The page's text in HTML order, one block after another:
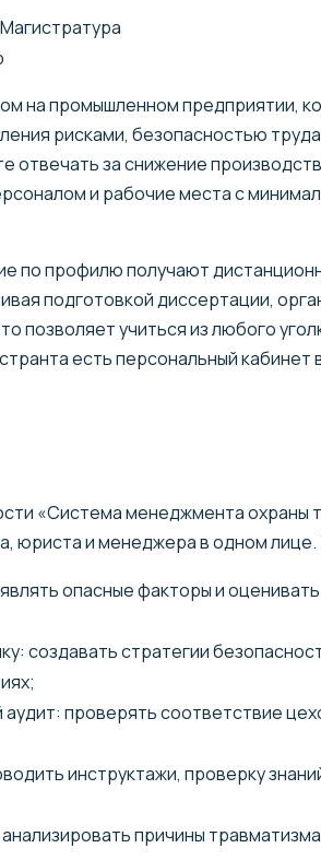
Магистратура
на промышленном предприятии,
рисками, безопасностью
отвечать за снижение
и рабочие места с
по профилю получают
подготовкой диссертации,
позволяет учиться из любого
есть персональный кабинет
«Система менеджмента охраны
юриста и менеджера в одном лице.
опасные факторы и
создавать стратегии
проверять соответствие
инструктажи, проверку
причины